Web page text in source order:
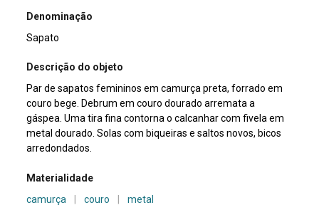
Denominação
Sapato
Descrição do objeto
Par de sapatos femininos em camurça preta, forrado em
couro bege. Debrum em couro dourado arremata a
gáspea. Uma tira fina contorna o calcanhar com fivela em
metal dourado. Solas com biqueiras e saltos novos, bicos
arredondados.
Materialidade
camurça
| couro | metal